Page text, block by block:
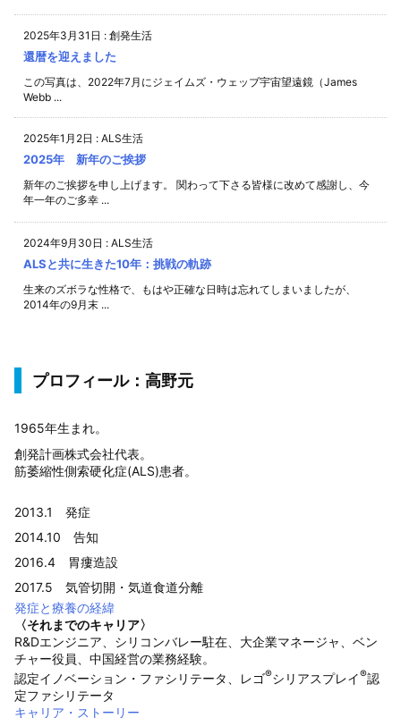
2025年3月31日 : 創発生活
還暦を迎えました
この写真は、2022年7月にジェイムズ・ウェッブ宇宙望遠鏡（James
Webb ...
2025年1月2日 : ALS生活
2025年 新年のご挨拶
新年のご挨拶を申し上げます。 関わって下さる皆様に改めて感謝し、今
年一年のご多幸 ...
2024年9月30日 : ALS生活
ALSと共に生きた10年：挑戦の軌跡
生来のズボラな性格で、もはや正確な日時は忘れてしまいましたが、
2014年の9月末 ...
プロフィール：高野元
1965年生まれ。
創発計画株式会社代表。
筋萎縮性側索硬化症(ALS)患者。
2013.1 発症
2014.10 告知
2016.4 胃瘻造設
2017.5 気管切開・気道食道分離
発症と療養の経緯
〈それまでのキャリア〉
R&Dエンジニア、シリコンバレー駐在、大企業マネージャ、ベン
チャー役員、中国経営の業務経験。
認定イノベーション・ファシリテータ、レゴ®シリアスプレイ®認
定ファシリテータ
キャリア・ストーリー